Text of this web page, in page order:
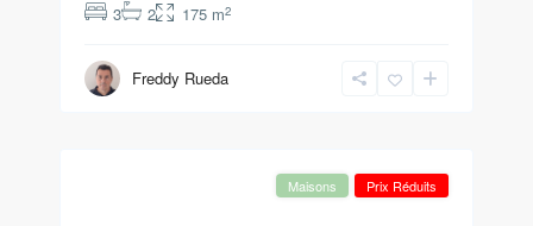
3
2 175 m2
Freddy Rueda
Maisons Prix Réduits